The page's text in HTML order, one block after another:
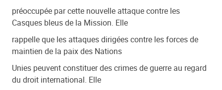
préoccupée par cette nouvelle attaque contre les
Casques bleus de la Mission. Elle
rappelle que les attaques dirigées contre les forces de
maintien de la paix des Nations
Unies peuvent constituer des crimes de guerre au regard
du droit international. Elle